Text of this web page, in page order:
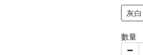
灰白
數量